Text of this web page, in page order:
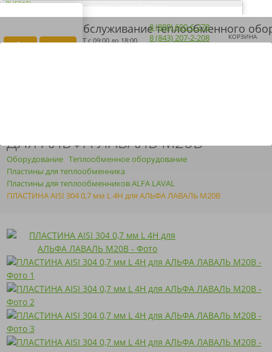
ВЫБРАТЬ
ВАШ ГОРОД
Да НетПН-ПТс 09:00 до 18:00
8 (800) 600-6-278
8 (843) 207-2-208
КОРЗИНА
ДЛЯ АЛЬФА ЛАВАЛЬ M20B
Оборудование Теплообменное оборудование
Пластины для теплообменника
Пластины для теплообменников ALFA LAVAL
ПЛАСТИНА AISI 304 0,7 мм L 4H для АЛЬФА ЛАВАЛЬ M20B